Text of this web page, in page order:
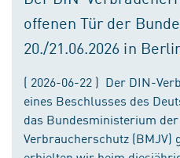
offenen Tür der
20./21.06.2026 in
( 2026-06-22 ) Der DIN-
eines Beschlusses des
das Bundesministerium
Verbraucherschutz (BMJV)